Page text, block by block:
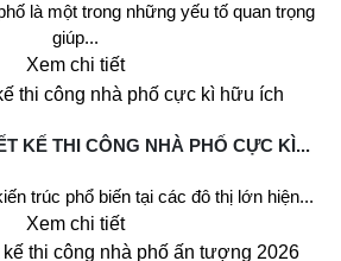
là một trong những yếu tố quan trọng
giúp...
Xem chi tiết
KẾ THI CÔNG NHÀ PHỐ CỰC KÌ...
trúc phổ biến tại các đô thị lớn hiện...
Xem chi tiết